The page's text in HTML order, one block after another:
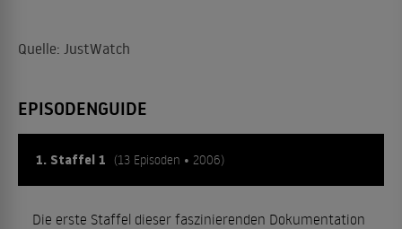
Quelle: JustWatch
EPISODENGUIDE
1. Staffel 1 (13 Episoden • 2006)
Die erste Staffel dieser faszinierenden Dokumentation